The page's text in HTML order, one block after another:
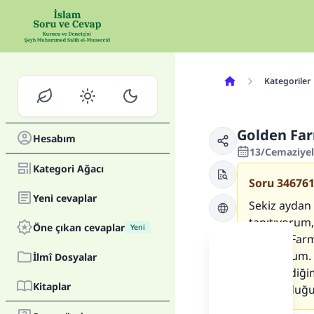
Hesabım
Kategori Ağacı
Yeni cevaplar
Öne çıkan cevaplar Yeni
İlmî Dosyalar
Kitaplar
Kategoriler
Golden
13/
Soru346761
Sekiz
Golden
sabit